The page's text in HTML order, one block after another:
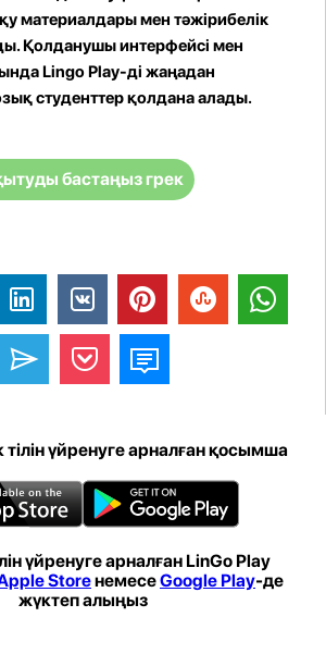
материалдары мен тәжірибелік
Қолданушы интерфейсі мен
Lingo Play-ді жаңадан
студенттер қолдана алады.
бастаңыз грек
тілін үйренуге арналған қосымша
үйренуге арналған LinGo Play
StoreнемесеGoogle Play-де
жүктеп алыңыз